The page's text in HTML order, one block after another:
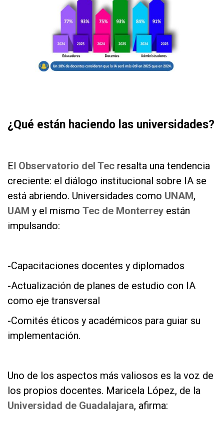
¿Qué están haciendo las universidades?
El Observatorio del Tec resalta una tendencia
creciente: el diálogo institucional sobre IA se
está abriendo. Universidades como UNAM,
UAM y el mismo Tec de Monterrey están
impulsando:
-Capacitaciones docentes y diplomados
-Actualización de planes de estudio con IA
como eje transversal
-Comités éticos y académicos para guiar su
implementación.
Uno de los aspectos más valiosos es la voz de
los propios docentes. Maricela López, de la
Universidad de Guadalajara, afirma: